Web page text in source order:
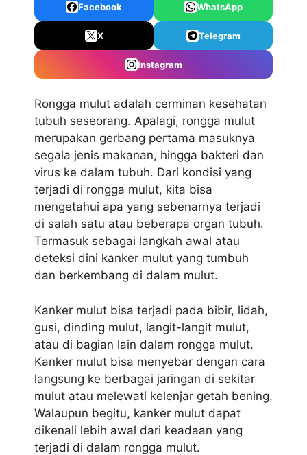
Facebook WhatsApp
X Telegram
Instagram
Rongga mulut adalah cerminan kesehatan
tubuh seseorang. Apalagi, rongga mulut
merupakan gerbang pertama masuknya
segala jenis makanan, hingga bakteri dan
virus ke dalam tubuh. Dari kondisi yang
terjadi di rongga mulut, kita bisa
mengetahui apa yang sebenarnya terjadi
di salah satu atau beberapa organ tubuh.
Termasuk sebagai langkah awal atau
deteksi dini kanker mulut yang tumbuh
dan berkembang di dalam mulut.
Kanker mulut bisa terjadi pada bibir, lidah,
gusi, dinding mulut, langit-langit mulut,
atau di bagian lain dalam rongga mulut.
Kanker mulut bisa menyebar dengan cara
langsung ke berbagai jaringan di sekitar
mulut atau melewati kelenjar getah bening.
Walaupun begitu, kanker mulut dapat
dikenali lebih awal dari keadaan yang
terjadi di dalam rongga mulut.